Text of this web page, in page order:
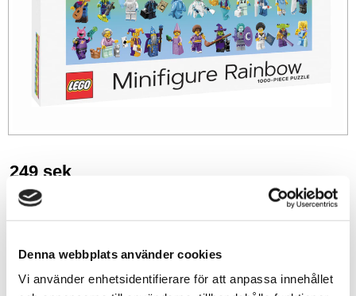
Denna webbplats använder cookies
Vi använder enhetsidentifierare för att anpassa innehållet
249 sek
+
-